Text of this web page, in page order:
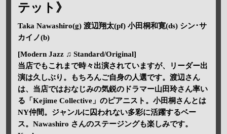
テット》
Taka Nawashiro(g) 渡辺翔太(pf) 小田桐和寛(ds) シン･サ
カイノ(b)
[Modern Jazz ♫ Standard/Original]
当店でもこれまで時々出演されていますが、リーダー出
演は久しぶり。もちろんご自身の人選です。渡辺さん
は、当店ではおなじみの気鋭のドラマー山田玲さん率い
る「Kejime Collective」のピアニスト。小田桐さんとは
NY仲間。ジャンルに囚われない多彩に活躍するベー
ス。Nawashiro さんのステージングも楽しみです。